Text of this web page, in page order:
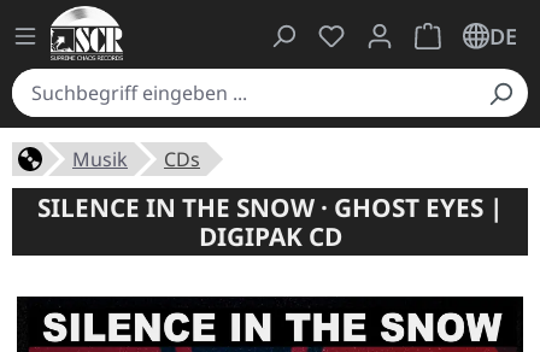
Du hast 0 Produkte
Warenkorb
DE
Musik CDs
SILENCE IN THE SNOW · GHOST EYES |
DIGIPAK CD